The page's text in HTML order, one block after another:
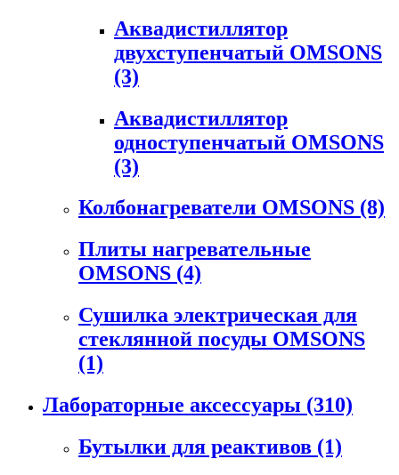
Аквадистиллятор
двухступенчатый OMSONS
(3)
Аквадистиллятор
одноступенчатый OMSONS
(3)
Колбонагреватели OMSONS (8)
Плиты нагревательные
OMSONS (4)
Сушилка электрическая для
стеклянной посуды OMSONS
(1)
Лабораторные аксессуары (310)
Бутылки для реактивов (1)